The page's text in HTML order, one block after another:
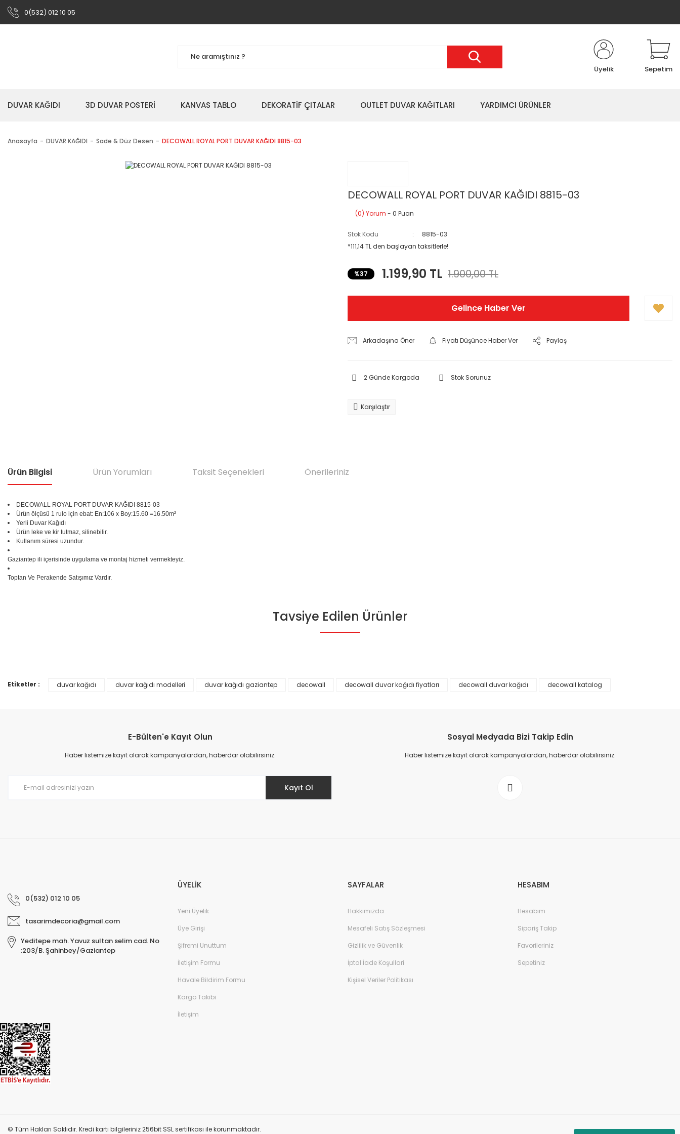
0(532) 012 10 05
Üyelik Sepetim
DUVAR KAĞIDI 3D DUVAR POSTERİ KANVAS TABLO DEKORATİF ÇITALAR OUTLET DUVAR KAĞITLARI YARDIMCI ÜRÜNLER
Anasayfa DUVAR KAĞIDI Sade & Düz Desen DECOWALL ROYAL PORT DUVAR KAĞIDI 8815-03
DECOWALL ROYAL PORT DUVAR KAĞIDI 8815-03
(0) Yorum - 0 Puan
Stok Kodu
8815-03
*111,14 TL den başlayan taksitlerle!
%37 1.199,90 TL 1.900,00 TL
Gelince Haber Ver
Arkadaşına Öner Fiyatı Düşünce Haber Ver Paylaş
2 Günde Kargoda Stok Sorunuz
Karşılaştır
Ürün Bilgisi Ürün Yorumları Taksit Seçenekleri Önerileriniz
DECOWALL ROYAL PORT DUVAR KAĞIDI 8815-03
Ürün ölçüsü 1 rulo için ebat: En:106 x Boy:15.60 =16.50m²
Yerli Duvar Kağıdı
Ürün leke ve kir tutmaz, silinebilir.
Kullanım süresi uzundur.
Gaziantep ili içerisinde uygulama ve montaj hizmeti vermekteyiz.
Toptan Ve Perakende Satışımız Vardır.
Bu ürüne ilk yorumu siz yapın!
Bu ürünün fiyat bilgisi, resim, ürün açıklamalarında ve diğer konularda yetersiz gördüğünüz noktaları öneri formunu kullanarak tarafımıza iletebilirsiniz.
Ürün bilgilerinde hatalar bulunuyor.
Gönder
Tavsiye Edilen Ürünler
Etiketler : duvar kağıdı duvar kağıdı modelleri duvar kağıdı gaziantep decowall decowall duvar kağıdı fiyatları decowall duvar kağıdı decowall katalog
E-Bülten'e Kayıt Olun
Haber listemize kayıt olarak kampanyalardan, haberdar olabilirsiniz.
Kayıt Ol
Sosyal Medyada Bizi Takip Edin
Haber listemize kayıt olarak kampanyalardan, haberdar olabilirsiniz.
0(532) 012 10 05
tasarimdecoria@gmail.com
Yeditepe mah. Yavuz sultan selim cad. No
:203/B. Şahinbey/Gaziantep
ÜYELİK
Yeni Üyelik
Üye Girişi
Şifremi Unuttum
İletişim Formu
Havale Bildirim Formu
Kargo Takibi
İletişim
SAYFALAR
Hakkımızda
Mesafeli Satış Sözleşmesi
Gizlilik ve Güvenlik
İptal İade Koşullari
Kişisel Veriler Politikası
HESABIM
Hesabım
Sipariş Takip
Favorileriniz
Sepetiniz
© Tüm Hakları Saklıdır. Kredi kartı bilgileriniz 256bit SSL sertifikası ile korunmaktadır.